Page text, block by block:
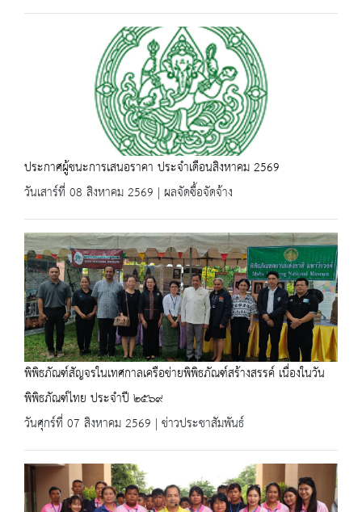
ประกาศผู้ชนะการเสนอราคา ประจำเดือนสิงหาคม 2569
วันเสาร์ที่ 08 สิงหาคม 2569 | ผลจัดซื้อจัดจ้าง
พิพิธภัณฑ์สัญจรในเทศกาลเครือข่ายพิพิธภัณฑ์สร้างสรรค์ เนื่องในวัน
พิพิธภัณฑ์ไทย ประจำปี ๒๕๖๙
วันศุกร์ที่ 07 สิงหาคม 2569 | ข่าวประชาสัมพันธ์